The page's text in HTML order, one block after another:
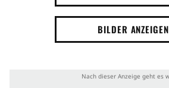
BILDER ANZEIGEN